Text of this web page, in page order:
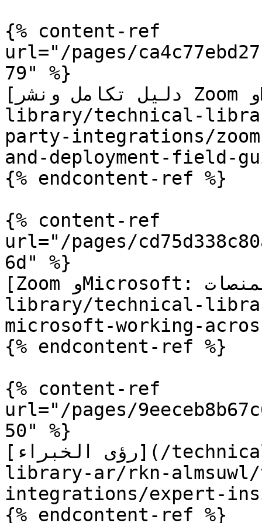
{% content-ref
url="/pages/
79" %}
[دليل تكامل ونشر Zoom وMicrosoft](/technical-
library/technical-
party-integrations/
and-deployment-field-
{% endcontent-ref %}
{% content-ref
url="/pages/
6d" %}
[Zoom وMicrosoft: العمل عبر المنصات](/technical-
library/technical-
microsoft-working-
{% endcontent-ref %}
{% content-ref
url="/pages/
50" %}
[رؤى الخبراء](/technical-library/technical-
library-ar/rkn-
integrations/expert-
{% endcontent-ref %}